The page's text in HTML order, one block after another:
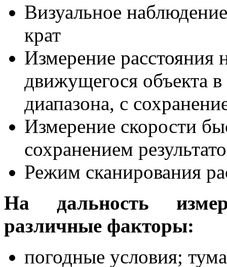
Визуальное
крат
Измерение расстояния
движущегося объекта
диапазона, с
Измерение скорости
сохранением
Режим сканирования
На дальность
различные факторы:
погодные условия;